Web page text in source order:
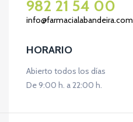
982 21 54 00
info@farmacialabandeira.com
HORARIO
Abierto todos los días
De 9:00 h. a 22:00 h.